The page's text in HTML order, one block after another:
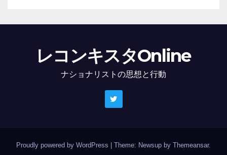
レコンキスタOnline
ナショナリストの思想と行動
Proudly powered by WordPress Theme: Newsup by Themeansar.